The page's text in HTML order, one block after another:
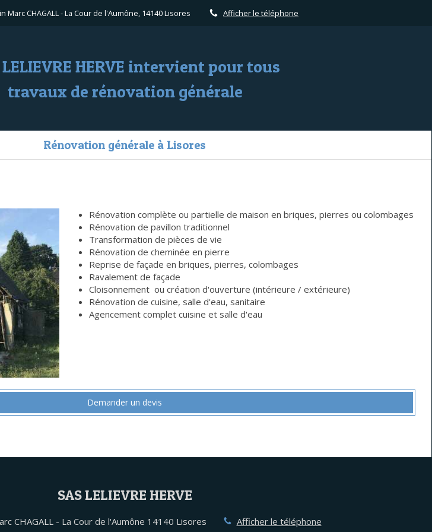
Marc CHAGALL - La Cour de l'Aumône, 14140 Lisores Afficher le téléphone
LELIEVRE HERVE intervient pour tous
travaux de rénovation générale
Rénovation générale à Lisores
Rénovation complète ou partielle de maison en briques, pierres ou colombages
Rénovation de pavillon traditionnel
Transformation de pièces de vie
Rénovation de cheminée en pierre
Reprise de façade en briques, pierres, colombages
Ravalement de façade
Cloisonnement ou création d'ouverture (intérieure / extérieure)
Rénovation de cuisine, salle d'eau, sanitaire
Agencement complet cuisine et salle d'eau
Demander un devis
SAS LELIEVRE HERVE
CHAGALL - La Cour de l'Aumône 14140 Lisores Afficher le téléphone